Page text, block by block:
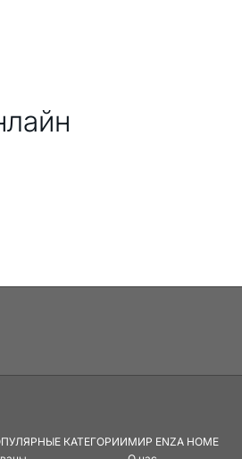
КАТЕГОРИИМИР ENZA HOME